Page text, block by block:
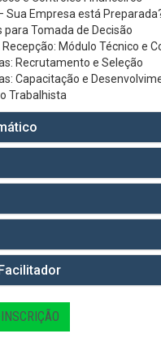
Sua Empresa está
para Tomada de Decisão
Módulo Técnico e
Recrutamento e Seleção
Capacitação e
Trabalhista